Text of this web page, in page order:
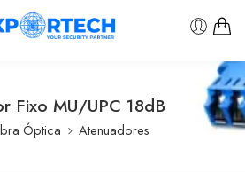
Fixo MU/UPC 18dB
Óptica Atenuadores